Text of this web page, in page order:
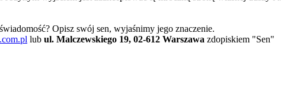
Opisz swój sen, wyjaśnimy jego znaczenie.
lub ul. Malczewskiego 19, 02-612 Warszawa zdopiskiem "Sen"